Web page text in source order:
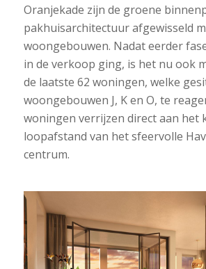
Oranjekade zijn de groene
pakhuisarchitectuur afgewisseld
woongebouwen. Nadat eerder
in de verkoop ging, is het nu ook
de laatste 62 woningen, welke
woongebouwen J, K en O, te
woningen verrijzen direct aan het
loopafstand van het sfeervolle
centrum.